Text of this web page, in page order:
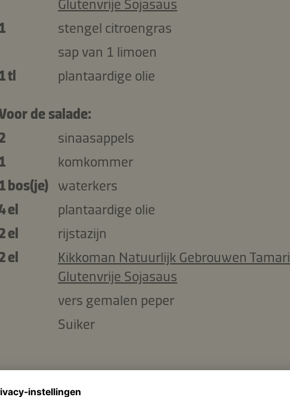
Glutenvrije Sojasaus
stengel citroengras
sap van 1 limoen
tl
plantaardige olie
de salade:
sinaasappels
komkommer
bos(je) waterkers
el
plantaardige olie
el
rijstazijn
el
Kikkoman Natuurlijk Gebrouwen Tamari
Glutenvrije Sojasaus
vers gemalen peper
Suiker